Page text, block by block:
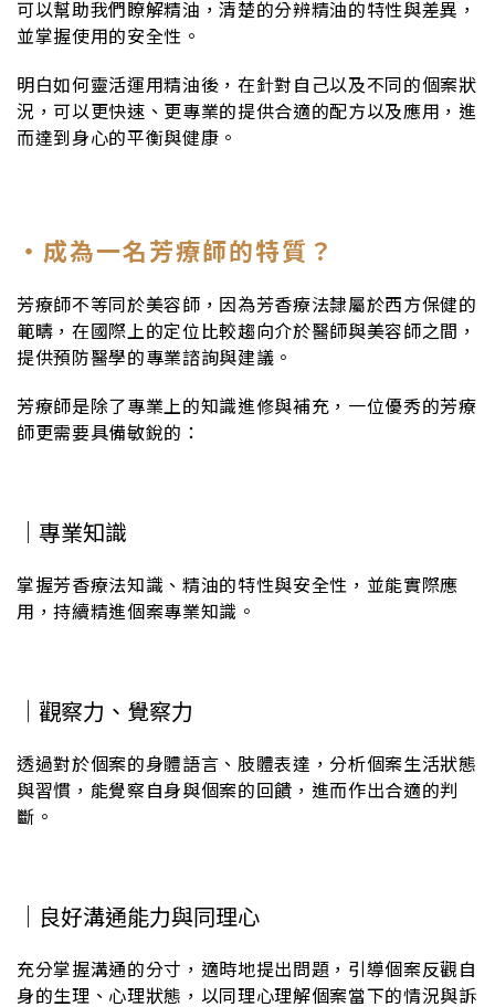
可以幫助我們瞭解精油，清楚的分辨精油的特性與差異，
並掌握使用的安全性。
明白如何靈活運用精油後，在針對自己以及不同的個案狀
況，可以更快速、更專業的提供合適的配方以及應用，進
而達到身心的平衡與健康。
・成為一名芳療師的特質？
芳療師不等同於美容師，因為芳香療法隸屬於西方保健的
範疇，在國際上的定位比較趨向介於醫師與美容師之間，
提供預防醫學的專業諮詢與建議。
芳療師是除了專業上的知識進修與補充，一位優秀的芳療
師更需要具備敏銳的：
｜專業知識
掌握芳香療法知識、精油的特性與安全性，並能實際應
用，持續精進個案專業知識。
｜觀察力、覺察力
透過對於個案的身體語言、肢體表達，分析個案生活狀態
與習慣，能覺察自身與個案的回饋，進而作出合適的判
斷。
｜良好溝通能力與同理心
充分掌握溝通的分寸，適時地提出問題，引導個案反觀自
身的生理、心理狀態，以同理心理解個案當下的情況與訴